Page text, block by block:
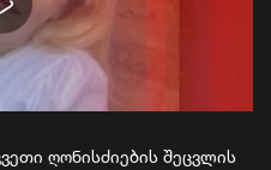
ღონისძიების შეცვლის